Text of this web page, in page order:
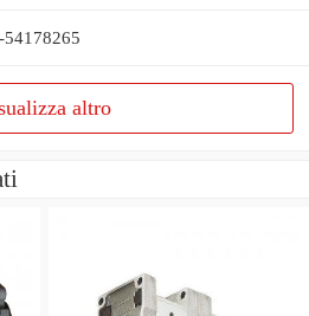
54178265
altro